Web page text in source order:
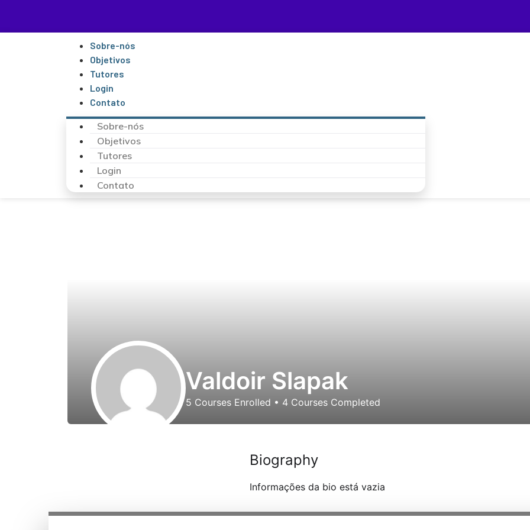
Sobre-nós
Objetivos
Tutores
Login
Contato
Sobre-nós
Objetivos
Tutores
Login
Contato
Valdoir Slapak
5 Courses Enrolled • 4 Courses Completed
Biography
Informações da bio está vazia